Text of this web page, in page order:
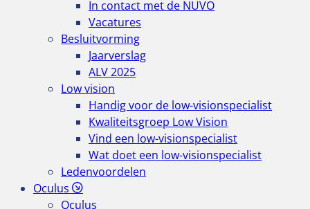
In contact met de NUVO
Vacatures
Besluitvorming
Jaarverslag
ALV 2025
Low vision
Handig voor de low-visionspecialist
Kwaliteitsgroep Low Vision
Vind een low-visionspecialist
Wat doet een low-visionspecialist
Ledenvoordelen
Oculus
Oculus